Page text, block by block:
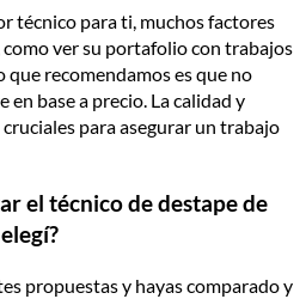
técnico para ti, muchos factores
ver su portafolio con trabajos
que recomendamos es que no
en base a precio. La calidad y
para asegurar un trabajo
el técnico de destape de
propuestas y hayas comparado y